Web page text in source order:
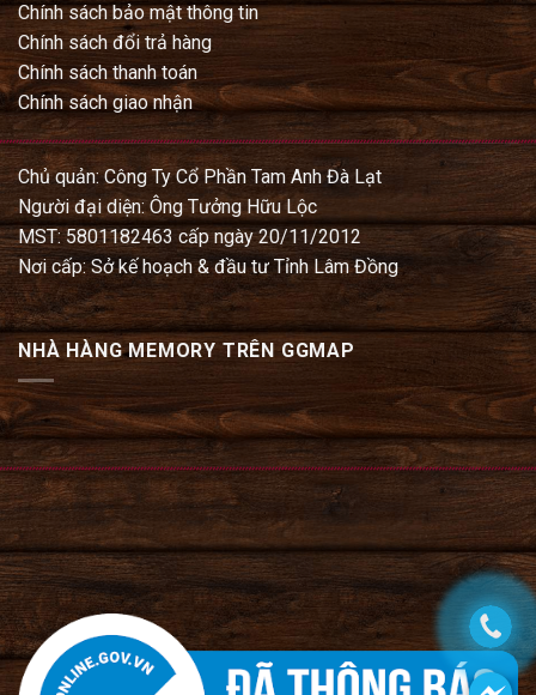
Chính sách bảo mật thông tin
Chính sách đổi trả hàng
Chính sách thanh toán
Chính sách giao nhận
Chủ quản: Công Ty Cổ Phần Tam Anh Đà Lạt
Người đại diện: Ông Tưởng Hữu Lộc
MST: 5801182463 cấp ngày 20/11/2012
Nơi cấp: Sở kế hoạch & đầu tư Tỉnh Lâm Đồng
NHÀ HÀNG MEMORY TRÊN GGMAP